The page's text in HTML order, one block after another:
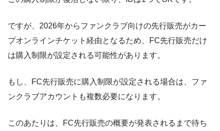
ですが、2026年からファンクラブ向けの先行販売がカー
プオンラインチケット経由となるため、FC先行販売だけ
は購入制限が設定される可能性があります。
もし、FC先行販売に購入制限が設定される場合は、ファ
ンクラブアカウントも複数必要になります。
このあたりは、FC先行販売の概要が発表されるまで待ち